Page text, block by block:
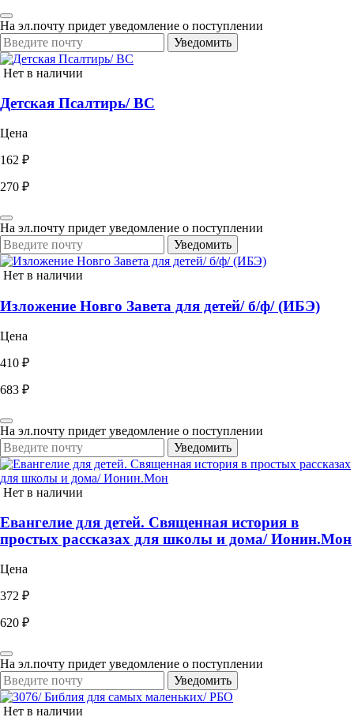
На эл.почту придет уведомление о поступлении
Уведомить
Нет в наличии
Детская Псалтирь/ ВС
Цена
162 ₽
270 ₽
На эл.почту придет уведомление о поступлении
Уведомить
Нет в наличии
Изложение Новго Завета для детей/ б/ф/ (ИБЭ)
Цена
410 ₽
683 ₽
На эл.почту придет уведомление о поступлении
Уведомить
Нет в наличии
Евангелие для детей. Священная история в
простых рассказах для школы и дома/ Ионин.Мон
Цена
372 ₽
620 ₽
На эл.почту придет уведомление о поступлении
Уведомить
Нет в наличии